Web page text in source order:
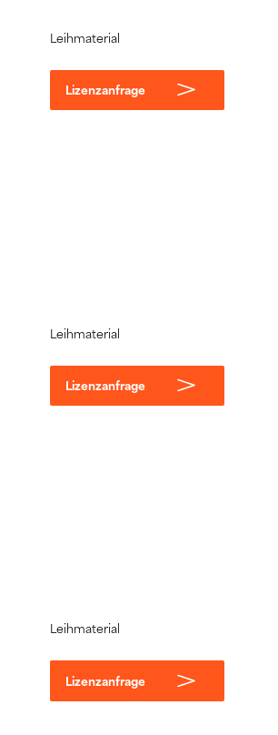
Leihmaterial
Lizenzanfrage
Leihmaterial
Lizenzanfrage
Leihmaterial
Lizenzanfrage